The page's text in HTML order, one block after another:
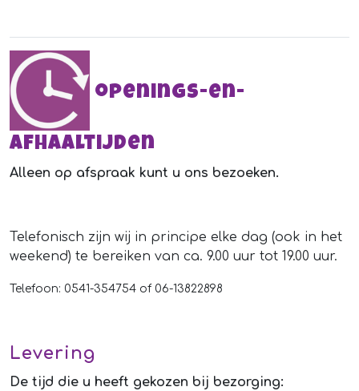
openings-en-
afhaaltijden
Alleen op afspraak kunt u ons bezoeken.
Telefonisch zijn wij in principe elke dag (ook in het
weekend) te bereiken van ca. 9.00 uur tot 19.00 uur.
Telefoon: 0541-354754 of 06-13822898
Levering
De tijd die u heeft gekozen bij bezorging: